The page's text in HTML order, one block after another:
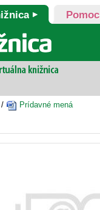
Pomoc
Prídavné mená